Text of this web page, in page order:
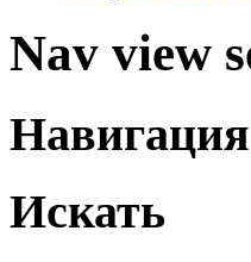
Nav view
Навигация
Искать